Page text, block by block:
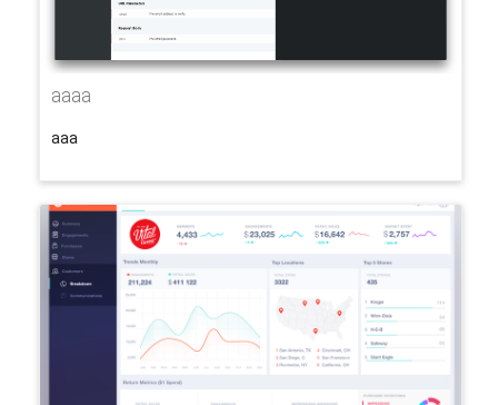
aaaa
aaa